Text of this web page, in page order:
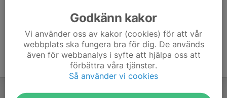
Godkänn kakor
Vi använder oss av kakor (cookies) för att vår
webbplats ska fungera bra för dig. De används
även för webbanalys i syfte att hjälpa oss att
förbättra våra tjänster.
Så använder vi cookies